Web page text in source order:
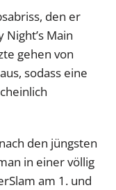
den er
Night’s Main
gehen von
sodass eine
den jüngsten
in einer völlig
am 1. und